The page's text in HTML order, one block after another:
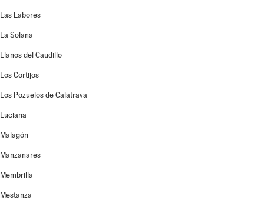
Las Labores
La Solana
Llanos del Caudillo
Los Cortijos
Los Pozuelos de Calatrava
Luciana
Malagón
Manzanares
Membrilla
Mestanza